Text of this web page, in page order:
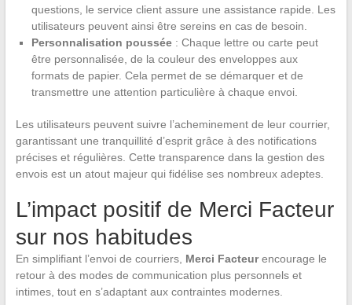
questions, le service client assure une assistance rapide. Les
utilisateurs peuvent ainsi être sereins en cas de besoin.
Personnalisation poussée: Chaque lettre ou carte peut
être personnalisée, de la couleur des enveloppes aux
formats de papier. Cela permet de se démarquer et de
transmettre une attention particulière à chaque envoi.
Les utilisateurs peuvent suivre l’acheminement de leur courrier,
garantissant une tranquillité d’esprit grâce à des notifications
précises et régulières. Cette transparence dans la gestion des
envois est un atout majeur qui fidélise ses nombreux adeptes.
L’impact positif de Merci Facteur
sur nos habitudes
En simplifiant l’envoi de courriers, Merci Facteurencourage le
retour à des modes de communication plus personnels et
intimes, tout en s’adaptant aux contraintes modernes.